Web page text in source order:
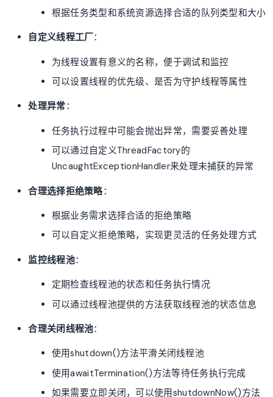
根据任务类型和系统资源选择合适的队列类型和大小
自定义线程工厂：
为线程设置有意义的名称，便于调试和监控
可以设置线程的优先级、是否为守护线程等属性
处理异常：
任务执行过程中可能会抛出异常，需要妥善处理
可以通过自定义ThreadFactory的
UncaughtExceptionHandler来处理未捕获的异常
合理选择拒绝策略：
根据业务需求选择合适的拒绝策略
可以自定义拒绝策略，实现更灵活的任务处理方式
监控线程池：
定期检查线程池的状态和任务执行情况
可以通过线程池提供的方法获取线程池的状态信息
合理关闭线程池：
使用shutdown()方法平滑关闭线程池
使用awaitTermination()方法等待任务执行完成
如果需要立即关闭，可以使用shutdownNow()方法